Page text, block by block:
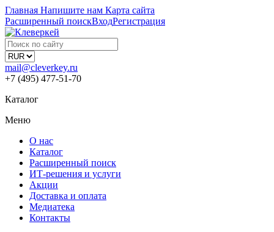
Главная Напишите нам Карта сайта
Расширенный поискВходРегистрация
mail@cleverkey.ru
+7 (495) 477-51-70
Каталог
Меню
О нас
Каталог
Расширенный поиск
ИТ-решения и услуги
Акции
Доставка и оплата
Медиатека
Контакты